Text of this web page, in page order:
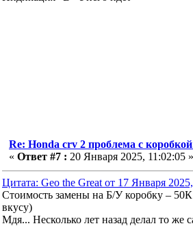
Re: Honda crv 2 проблема с
« Ответ #7 : 20 Января 2025, 11:02:05 »
Цитата: Geo the Great от 17 Января
Стоимость замены на Б/У коробку –
вкусу)
Мдя... Несколько лет назад делал то же